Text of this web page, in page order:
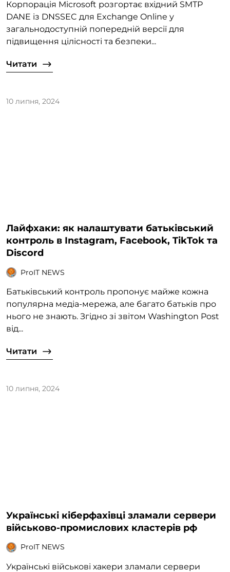
Корпорація Microsoft розгортає вхідний SMTP
DANE із DNSSEC для Exchange Online у
загальнодоступній попередній версії для
підвищення цілісності та безпеки...
Читати
10 липня, 2024
Лайфхаки: як налаштувати батьківський
контроль в Instagram, Facebook, TikTok та
Discord
ProIT NEWS
Батьківський контроль пропонує майже кожна
популярна медіа-мережа, але багато батьків про
нього не знають. Згідно зі звітом Washington Post
від...
Читати
10 липня, 2024
Українські кіберфахівці зламали сервери
військово-промислових кластерів рф
ProIT NEWS
Українські військові хакери зламали сервери